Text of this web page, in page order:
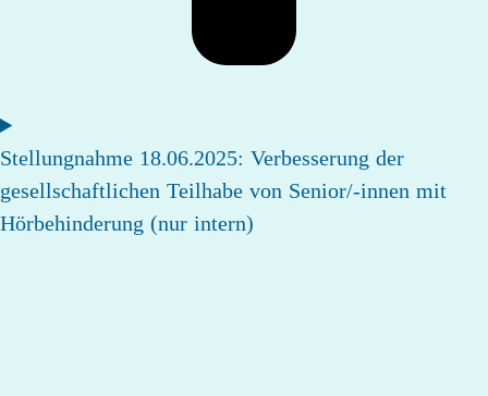
Stellungnahme 18.06.2025: Verbesserung der
gesellschaftlichen Teilhabe von Senior/-innen mit
Hörbehinderung (nur intern)